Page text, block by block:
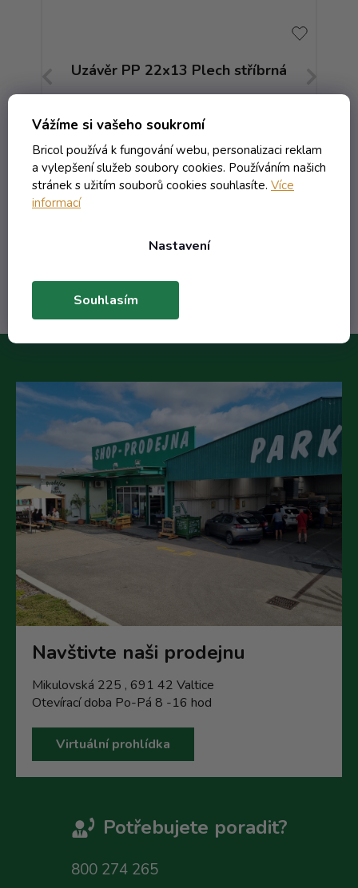
Vážíme si vašeho soukromí
Bricol používá k fungování webu, personalizaci reklam
a vylepšení služeb soubory cookies. Používáním našich
stránek s užitím souborů cookies souhlasíte. Více
informací
Nastavení
Souhlasím
Uzávěr PP 22x13 Plech stříbrná
Skladem
7,91 Kč včetně DPH
6,54 Kč/ ks
Do košíku
Navštivte naši prodejnu
Mikulovská 225 , 691 42 Valtice
Otevírací doba Po-Pá 8 -16 hod
Virtuální prohlídka
Potřebujete poradit?
800 274 265